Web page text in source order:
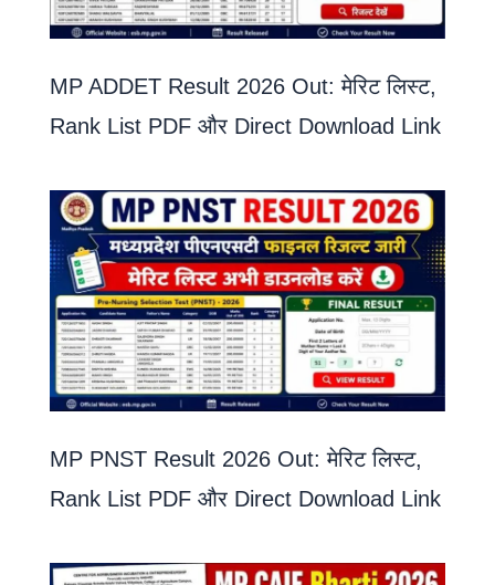
MP ADDET Result 2026 Out: मेरिट लिस्ट,
Rank List PDF और Direct Download Link
MP PNST Result 2026 Out: मेरिट लिस्ट,
Rank List PDF और Direct Download Link